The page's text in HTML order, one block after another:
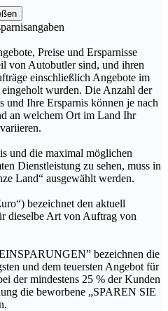
Preise und Ersparnisse
von Autobutler sind, und ihren
einschließlich Angebote im
wurden. Die Anzahl der
Ihre Ersparnis können je nach
an welchem Ort im Land Ihr
und die maximal möglichen
Dienstleistung zu sehen, muss in
Land“ ausgewählt werden.
bezeichnet den aktuell
dieselbe Art von Auftrag von
bezeichnen die
und dem teuersten Angebot für
der mindestens 25 % der Kunden
die beworbene „SPAREN SIE